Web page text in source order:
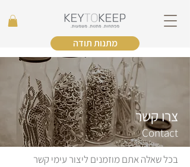
מתנות תודה
צרו קשר
Contact
בכל שאלה אתם מוזמנים ליצור עימי קשר